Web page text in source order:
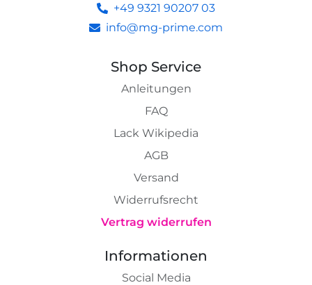
+49 9321 90207 03
info@mg-prime.com
Shop Service
Anleitungen
FAQ
Lack Wikipedia
AGB
Versand
Widerrufsrecht
Vertrag widerrufen
Informationen
Social Media